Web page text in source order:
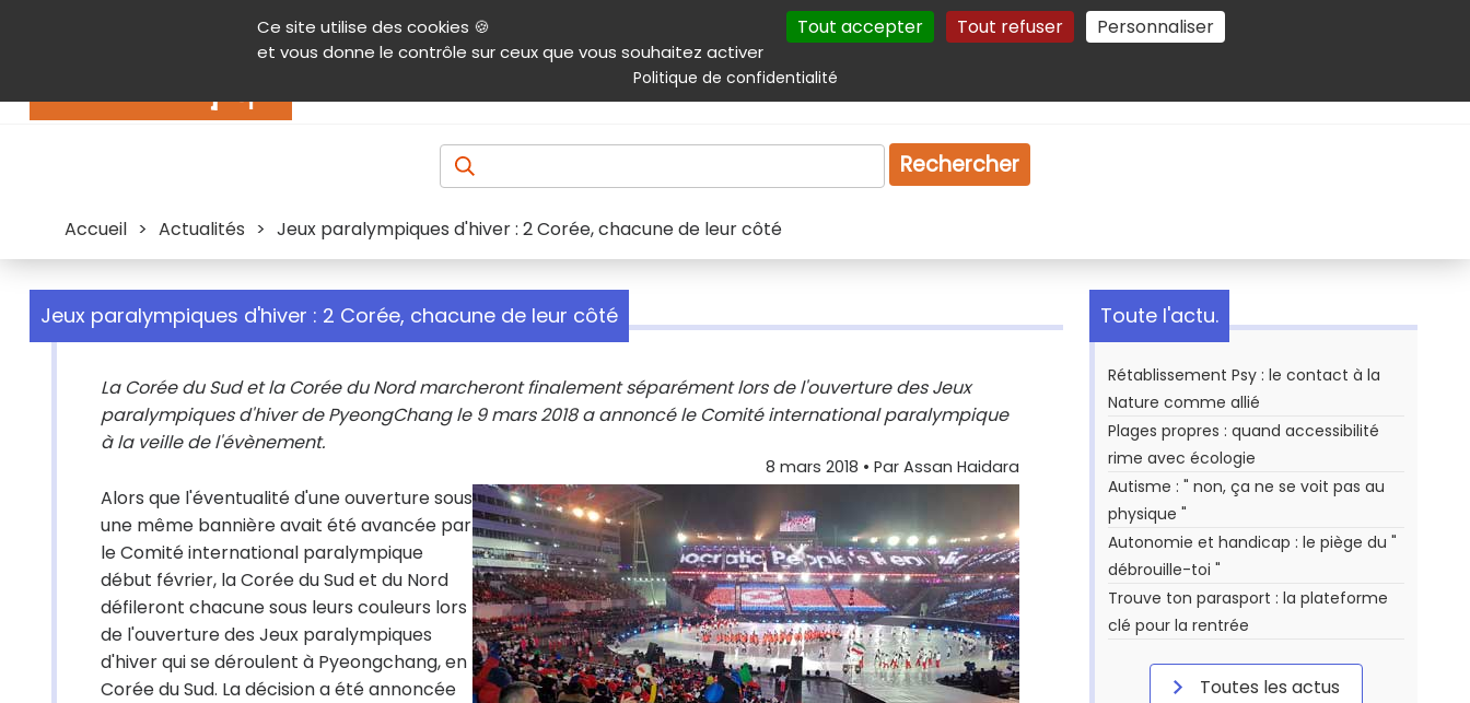
Ce site utilise des cookies 🍪
et vous donne le contrôle sur ceux que vous souhaitez activer
Tout accepter Tout refuser Personnaliser
Politique de confidentialité
Contenu Aide et accessibilité Menu principal Autres services Plan du site Gestion des cookies
Produits & services Emploi Droit
Rechercher
Accueil > Actualités > Jeux paralympiques d'hiver : 2 Corée, chacune de leur côté
Jeux paralympiques d'hiver : 2 Corée, chacune de leur côté
La Corée du Sud et la Corée du Nord marcheront finalement séparément lors de l'ouverture des Jeux
paralympiques d'hiver de PyeongChang le 9 mars 2018 a annoncé le Comité international paralympique
à la veille de l'évènement.
8 mars 2018 • Par Assan Haidara
Alors que l'éventualité d'une ouverture sous
une même bannière avait été avancée par
le Comité international paralympique
début février, la Corée du Sud et du Nord
défileront chacune sous leurs couleurs lors
de l'ouverture des Jeux paralympiques
d'hiver qui se déroulent à Pyeongchang, en
Corée du Sud. La décision a été annoncée
Toute l'actu.
Rétablissement Psy : le contact à la
Nature comme allié
Plages propres : quand accessibilité
rime avec écologie
Autisme : " non, ça ne se voit pas au
physique "
Autonomie et handicap : le piège du "
débrouille-toi "
Trouve ton parasport : la plateforme
clé pour la rentrée
Toutes les actus